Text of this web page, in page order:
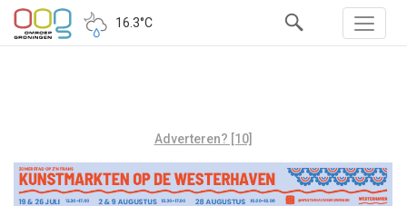
16.3°C
Adverteren? [10]